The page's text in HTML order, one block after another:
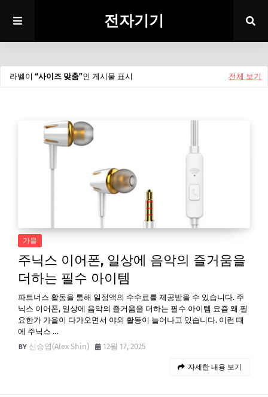
전자기기
라벨이 사이즈 맞춤 인 게시물 표시 전체 보기
가을
주닉스 이어폰, 일상에 음악의 즐거움을
더하는 필수 아이템
파트너스 활동을 통해 일정액의 수수료를 제공받을 수 있습니다. 주
닉스 이어폰, 일상에 음악의 즐거움을 더하는 필수 아이템 요즘 왜 필
요한가 가을이 다가오면서 야외 활동이 늘어나고 있습니다. 이런 때
에 주닉스 …
신승엽(Alex Shin)
12월 17, 2025
자세한 내용 보기